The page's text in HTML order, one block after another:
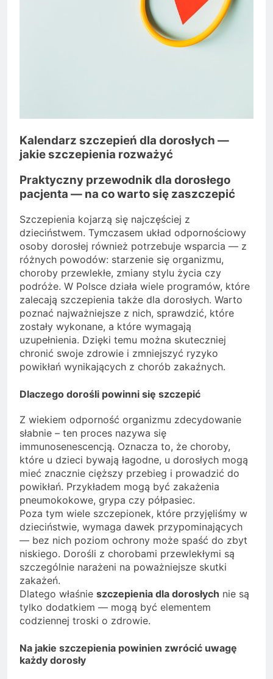
Kalendarz szczepień dla dorosłych —
jakie szczepienia rozważyć
Praktyczny przewodnik dla dorosłego
pacjenta — na co warto się zaszczepić
Szczepienia kojarzą się najczęściej z
dzieciństwem. Tymczasem układ odpornościowy
osoby dorosłej również potrzebuje wsparcia — z
różnych powodów: starzenie się organizmu,
choroby przewlekłe, zmiany stylu życia czy
podróże. W Polsce działa wiele programów, które
zalecają szczepienia także dla dorosłych. Warto
poznać najważniejsze z nich, sprawdzić, które
zostały wykonane, a które wymagają
uzupełnienia. Dzięki temu można skuteczniej
chronić swoje zdrowie i zmniejszyć ryzyko
powikłań wynikających z chorób zakaźnych.
Dlaczego dorośli powinni się szczepić
Z wiekiem odporność organizmu zdecydowanie
słabnie – ten proces nazywa się
immunosenescencją. Oznacza to, że choroby,
które u dzieci bywają łagodne, u dorosłych mogą
mieć znacznie cięższy przebieg i prowadzić do
powikłań. Przykładem mogą być zakażenia
pneumokokowe, grypa czy półpasiec.
Poza tym wiele szczepionek, które przyjęliśmy w
dzieciństwie, wymaga dawek przypominających
— bez nich poziom ochrony może spaść do zbyt
niskiego. Dorośli z chorobami przewlekłymi są
szczególnie narażeni na poważniejsze skutki
zakażeń.
Dlatego właśnie szczepienia dla dorosłych nie są
tylko dodatkiem — mogą być elementem
codziennej troski o zdrowie.
Na jakie szczepienia powinien zwrócić uwagę
każdy dorosły